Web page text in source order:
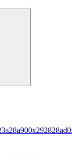
0x292828ad